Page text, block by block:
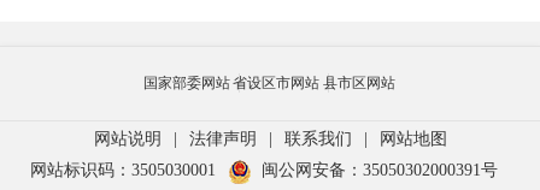
国家部委网站省设区市网站 县市区网站
网站说明 | 法律声明 | 联系我们 |
网站地图
网站标识码：3505030001
闽公网安备：35050302000391号